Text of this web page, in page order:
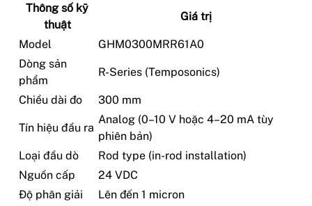
Thông số kỹ
thuật
Giá trị
Model
GHM0300MRR61A0
Dòng sản
phẩm
R-Series (Temposonics)
Chiều dài đo 300 mm
Tín hiệu đầu ra
Analog (0–10 V hoặc 4–20 mA tùy
phiên bản)
Loại đầu dò
Rod type (in-rod installation)
Nguồn cấp
24 VDC
Độ phân giải
Lên đến 1 micron